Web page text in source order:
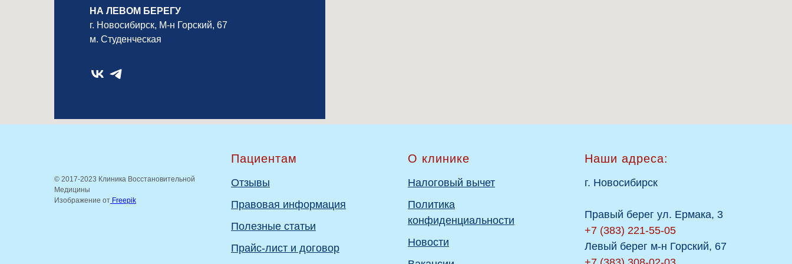
НА ЛЕВОМ БЕРЕГУ
г. Новосибирск, М-н Горский, 67
м. Студенческая
© 2017-2023 Клиника Восстановительной
Медицины
Изображение от Freepik
Пациентам
Отзывы
Правовая информация
Полезные статьи
Прайс-лист и договор
О клинике
Налоговый вычет
Политика
конфиденциальности
Новости
Наши адреса:
г. Новосибирск
Правый берег ул. Ермака, 3
+7 (383) 221-55-05
Левый берег м-н Горский, 67